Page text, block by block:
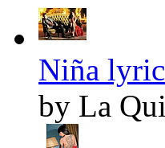
Niña
by La